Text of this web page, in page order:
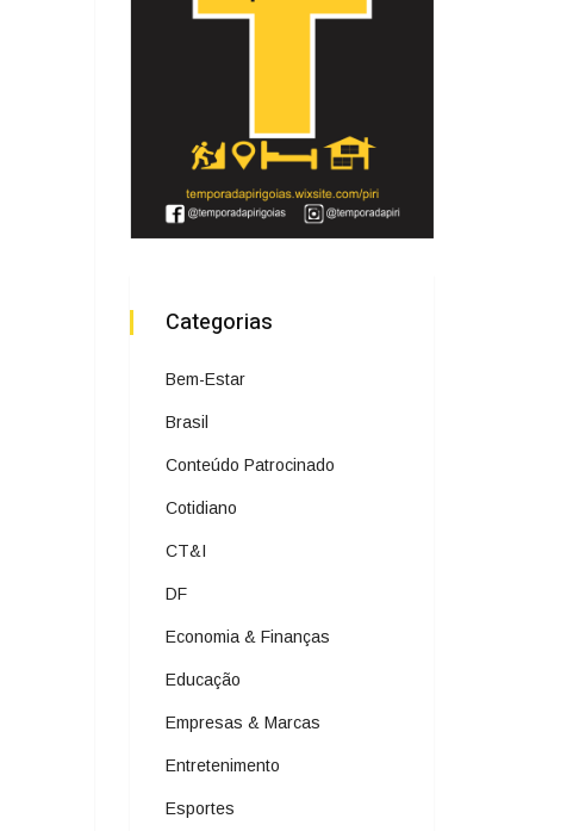
Categorias
Bem-Estar
Brasil
Conteúdo Patrocinado
Cotidiano
CT&I
DF
Economia & Finanças
Educação
Empresas & Marcas
Entretenimento
Esportes